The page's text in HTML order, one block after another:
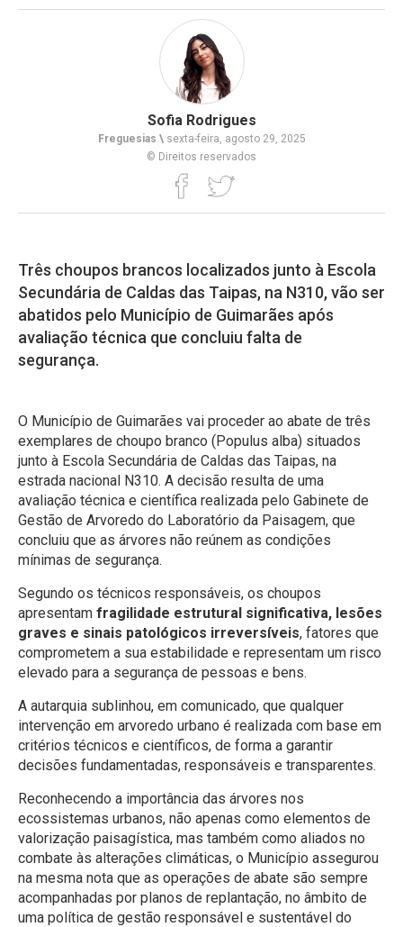
Sofia Rodrigues
Freguesias \sexta-feira, agosto 29, 2025
© Direitos reservados
Três choupos brancos localizados junto à Escola
Secundária de Caldas das Taipas, na N310, vão ser
abatidos pelo Município de Guimarães após
avaliação técnica que concluiu falta de
segurança.
O Município de Guimarães vai proceder ao abate de três
exemplares de choupo branco (Populus alba) situados
junto à Escola Secundária de Caldas das Taipas, na
estrada nacional N310. A decisão resulta de uma
avaliação técnica e científica realizada pelo Gabinete de
Gestão de Arvoredo do Laboratório da Paisagem, que
concluiu que as árvores não reúnem as condições
mínimas de segurança.
Segundo os técnicos responsáveis, os choupos
apresentam fragilidade estrutural significativa, lesões
graves e sinais patológicos irreversíveis, fatores que
comprometem a sua estabilidade e representam um risco
elevado para a segurança de pessoas e bens.
A autarquia sublinhou, em comunicado, que qualquer
intervenção em arvoredo urbano é realizada com base em
critérios técnicos e científicos, de forma a garantir
decisões fundamentadas, responsáveis e transparentes.
Reconhecendo a importância das árvores nos
ecossistemas urbanos, não apenas como elementos de
valorização paisagística, mas também como aliados no
combate às alterações climáticas, o Município assegurou
na mesma nota que as operações de abate são sempre
acompanhadas por planos de replantação, no âmbito de
uma política de gestão responsável e sustentável do